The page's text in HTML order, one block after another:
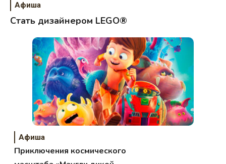
Афиша
Стать дизайнером LEGO®
Афиша
Приключения космического